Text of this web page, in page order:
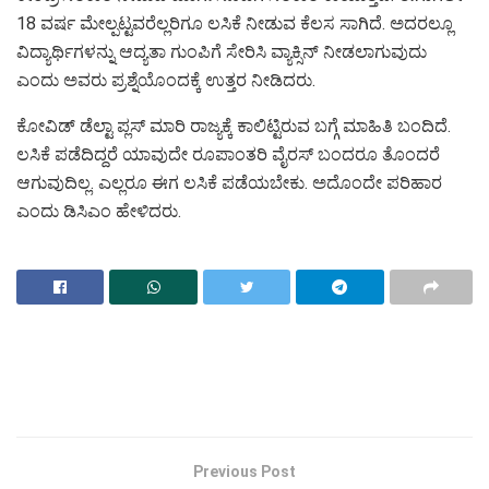
18 ವರ್ಷ ಮೇಲ್ಪಟ್ಟವರೆಲ್ಲರಿಗೂ ಲಸಿಕೆ ನೀಡುವ ಕೆಲಸ ಸಾಗಿದೆ. ಅದರಲ್ಲೂ
ವಿದ್ಯಾರ್ಥಿಗಳನ್ನು ಆದ್ಯತಾ ಗುಂಪಿಗೆ ಸೇರಿಸಿ ವ್ಯಾಕ್ಸಿನ್‌ ನೀಡಲಾಗುವುದು
ಎಂದು ಅವರು ಪ್ರಶ್ನೆಯೊಂದಕ್ಕೆ ಉತ್ತರ ನೀಡಿದರು.
ಕೋವಿಡ್‌ ಡೆಲ್ಟಾ ಪ್ಲಸ್‌ ಮಾರಿ ರಾಜ್ಯಕ್ಕೆ ಕಾಲಿಟ್ಟಿರುವ ಬಗ್ಗೆ ಮಾಹಿತಿ ಬಂದಿದೆ.
ಲಸಿಕೆ ಪಡೆದಿದ್ದರೆ ಯಾವುದೇ ರೂಪಾಂತರಿ ವೈರಸ್‌ ಬಂದರೂ ತೊಂದರೆ
ಆಗುವುದಿಲ್ಲ. ಎಲ್ಲರೂ ಈಗ ಲಸಿಕೆ ಪಡೆಯಬೇಕು. ಅದೊಂದೇ ಪರಿಹಾರ
ಎಂದು ಡಿಸಿಎಂ ಹೇಳಿದರು.
Previous Post